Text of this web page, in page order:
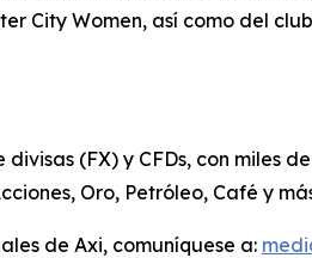
City Women, así como del
(FX) y CFDs, con miles
Oro, Petróleo, Café y
de Axi, comuníquese a: